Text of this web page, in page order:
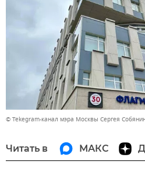
© Tekegram-канал мэра Москвы Сергея
Читать в МАКС